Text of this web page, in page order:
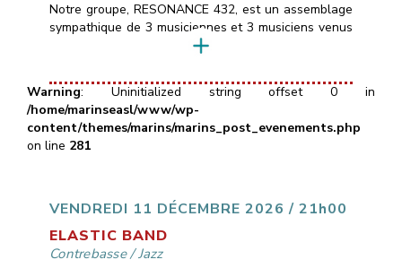
Notre groupe, RESONANCE 432, est un assemblage
sympathique de 3 musiciennes et 3 musiciens venus
d’horizons différents, et heureux de mettre en
réinterprétons un répertoire éclectique de titres pop
rock des dernières décennies alternant rythmes
dynamiques (Eurythmics, Clash, AC/DC, …) et
musiques plus intimistes (Alannah Myles, Murray
Head, Portishead…) ainsi que […]
Warning: Uninitialized string offset 0 in
/home/marinseasl/www/wp-
content/themes/marins/marins_post_evenements.php
on line 281
VENDREDI 11 DÉCEMBRE 2026 / 21h00
ELASTIC BAND
Contrebasse/Jazz